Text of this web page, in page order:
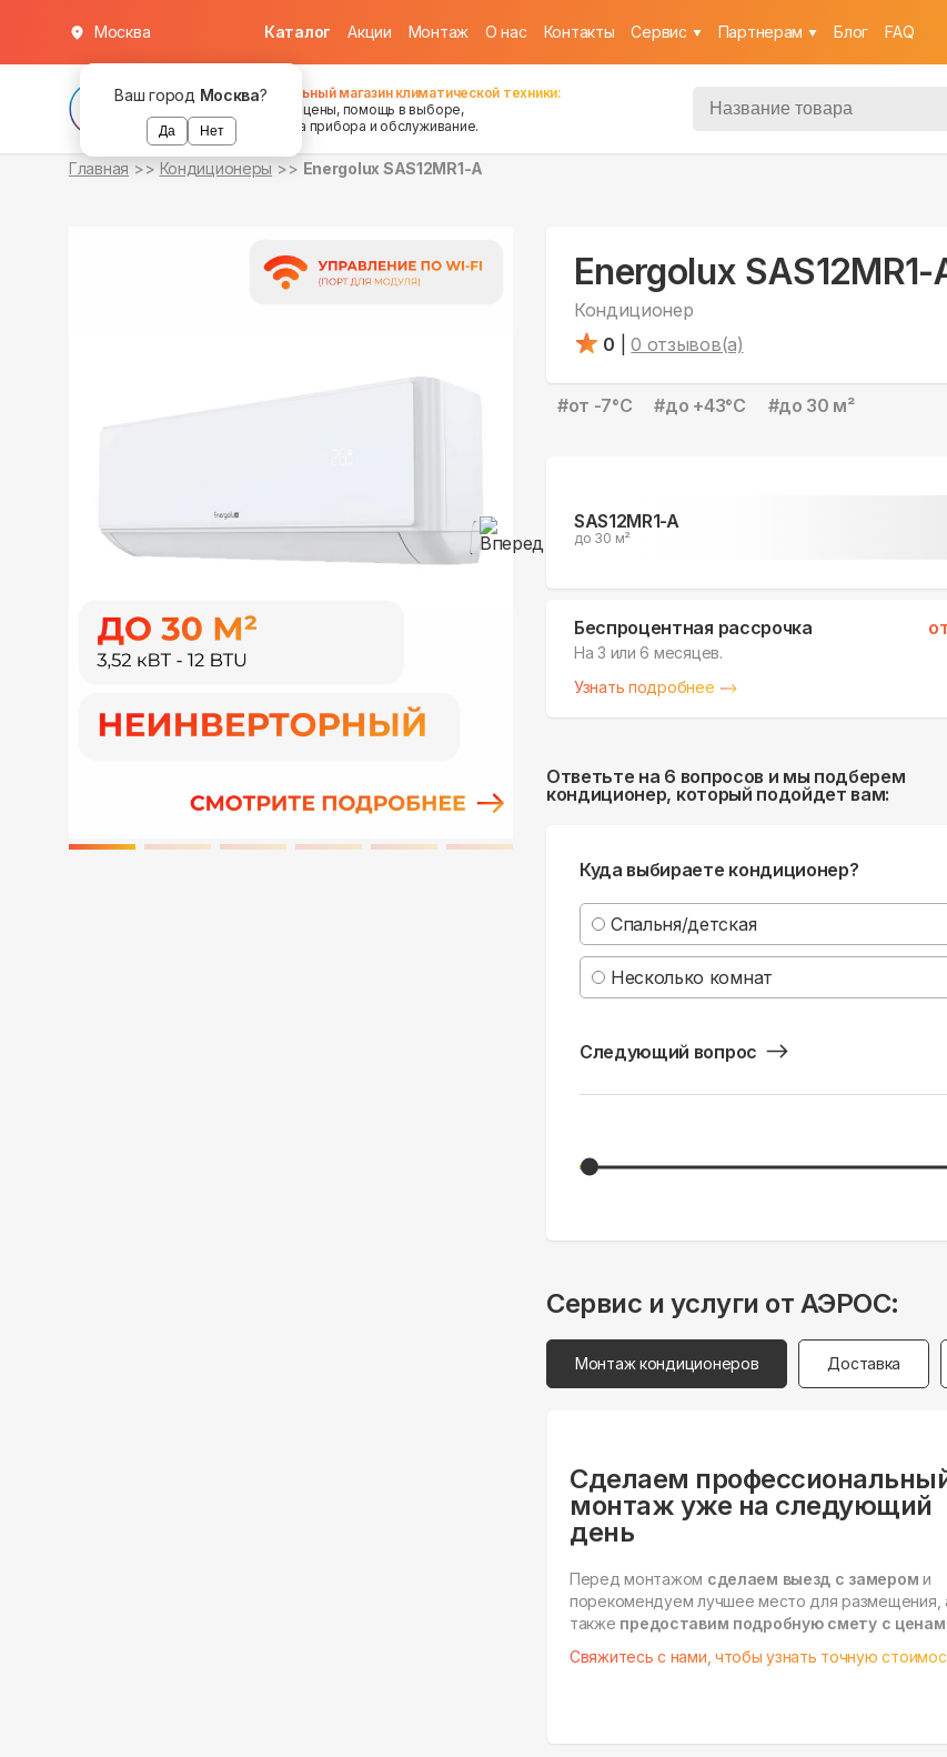
Ваш город Москва?
Да Нет
Москва Каталог Акции Монтаж О нас Контакты Cервис Партнерам Блог FAQ
Федеральный магазин климатической техники:
хорошие цены, помощь в выборе,
установка прибора и обслуживание.
Главная Кондиционеры Energolux SAS12MR1-A
Energolux SAS12MR1-
Кондиционер
0
0 отзывов(а)
#от -7°С #до +43°С #до 30 м²
SAS12MR1-A
до 30 м²
в наличии
Беспроцентная рассрочка
На 3 или 6 месяцев.
Узнать подробнее
Ответьте на 6 вопросов и мы подберем
кондиционер, который подойдет вам:
Куда выбираете кондиционер?
Спальня/детская
Несколько комнат
Следующий вопрос
Сервис и услуги от АЭРОС:
Монтаж кондиционеров Доставка
Сделаем
монтаж уже на следующий
день
Перед монтажом сделаем выезд с замером и
порекомендуем лучшее место для размещения,
также предоставим подробную смету с
Свяжитесь с нами, чтобы узнать точную